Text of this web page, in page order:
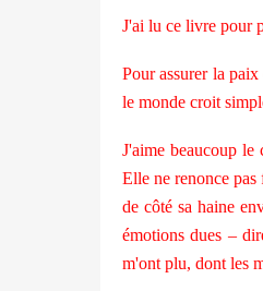
J'ai lu ce livre pour
Pour assurer la
le monde croit
J'aime beaucoup le
Elle ne renonce pas
de côté sa haine
émotions dues –
m'ont plu, dont les